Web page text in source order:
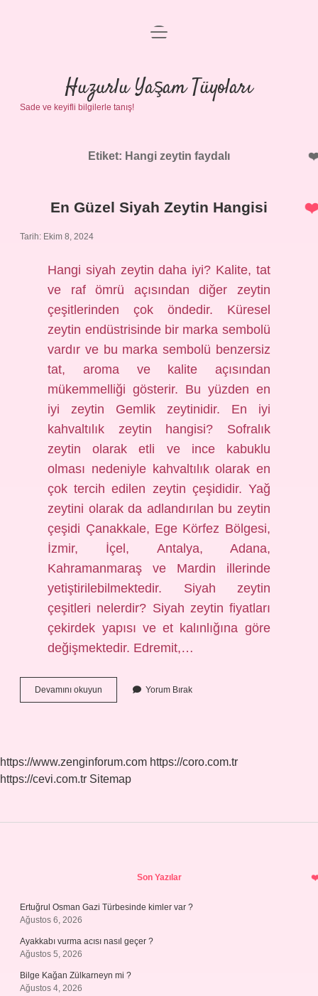
Anasayfa
Gizlilik Politikası
Yasal Uyarı
menüyü
Huzurlu Yaşam Tüyoları
Sade ve keyifli bilgilerle tanış!
Etiket: Hangi zeytin faydalı
En Güzel Siyah Zeytin Hangisi
Tarih: Ekim 8, 2024
Hangi siyah zeytin daha iyi? Kalite, tat
ve raf ömrü açısından diğer zeytin
çeşitlerinden çok öndedir. Küresel
zeytin endüstrisinde bir marka sembolü
vardır ve bu marka sembolü benzersiz
tat, aroma ve kalite açısından
mükemmelliği gösterir. Bu yüzden en
iyi zeytin Gemlik zeytinidir. En iyi
kahvaltılık zeytin hangisi? Sofralık
zeytin olarak etli ve ince kabuklu
olması nedeniyle kahvaltılık olarak en
çok tercih edilen zeytin çeşididir. Yağ
zeytini olarak da adlandırılan bu zeytin
çeşidi Çanakkale, Ege Körfez Bölgesi,
İzmir, İçel, Antalya, Adana,
Kahramanmaraş ve Mardin illerinde
yetiştirilebilmektedir. Siyah zeytin
çeşitleri nelerdir? Siyah zeytin fiyatları
çekirdek yapısı ve et kalınlığına göre
değişmektedir. Edremit,…
Devamını okuyun
Güzel
Yorum Bırak
https://www.zenginforum.com https://coro.com.tr
https://cevi.com.tr Sitemap
Son Yazılar
Ertuğrul Osman Gazi Türbesinde kimler var ?
Ağustos 6, 2026
Ayakkabı vurma acısı nasıl geçer ?
Ağustos 5, 2026
Bilge Kağan Zülkarneyn mi ?
Ağustos 4, 2026